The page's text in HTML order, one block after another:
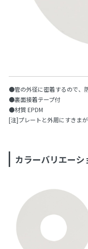
●管の外径に密着するので、
●裏面接着テープ付
●材質 EPDM
[注]プレートと外周にすきま
カラーバリエーシ